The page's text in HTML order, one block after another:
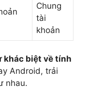
Chung
tài
khoản
khác biệt về tính
Android, trải
nhau.